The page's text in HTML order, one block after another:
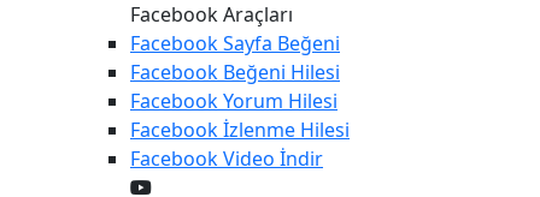
Facebook Araçları
FacebookSayfa Beğeni
Facebook Beğeni Hilesi
FacebookYorum Hilesi
Facebookİzlenme Hilesi
FacebookVideo İndir